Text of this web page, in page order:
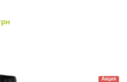
Акция